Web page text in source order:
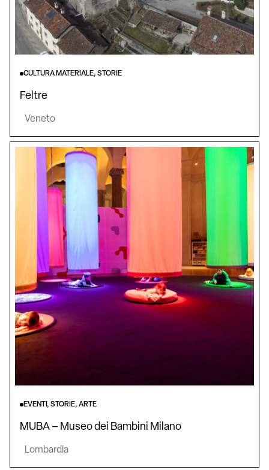
CULTURA MATERIALE, STORIE
Feltre
Veneto
EVENTI, STORIE, ARTE
MUBA – Museo dei Bambini Milano
Lombardia